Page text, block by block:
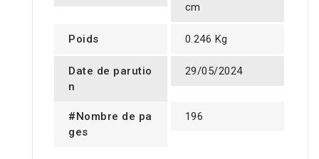
cm
Poids 0.246 Kg
Date de parutio
n
29/05/2024
#Nombre de pa
ges
196